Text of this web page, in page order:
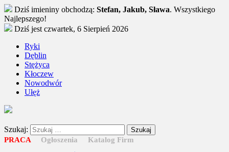
Dziś imieniny obchodzą: Stefan, Jakub, Sława. Wszystkiego
Najlepszego!
Dziś jest czwartek, 6 Sierpień 2026
Ryki
Dęblin
Stężyca
Kłoczew
Nowodwór
Ułęż
Szukaj:
PRACA Ogłoszenia Katalog Firm